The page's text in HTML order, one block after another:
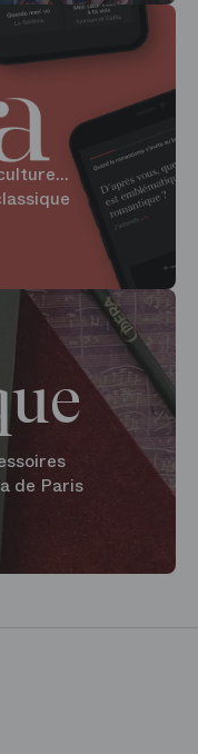
de Paris